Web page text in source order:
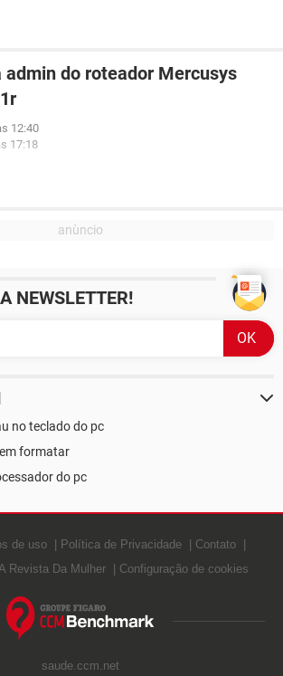
admin do roteador Mercusys
12:40
17:18
NEWSLETTER!
no teclado do pc
formatar
do pc
de uso Política de Privacidade
Contato
Revista Da Mulher Configuração de cookies
saude.ccm.net